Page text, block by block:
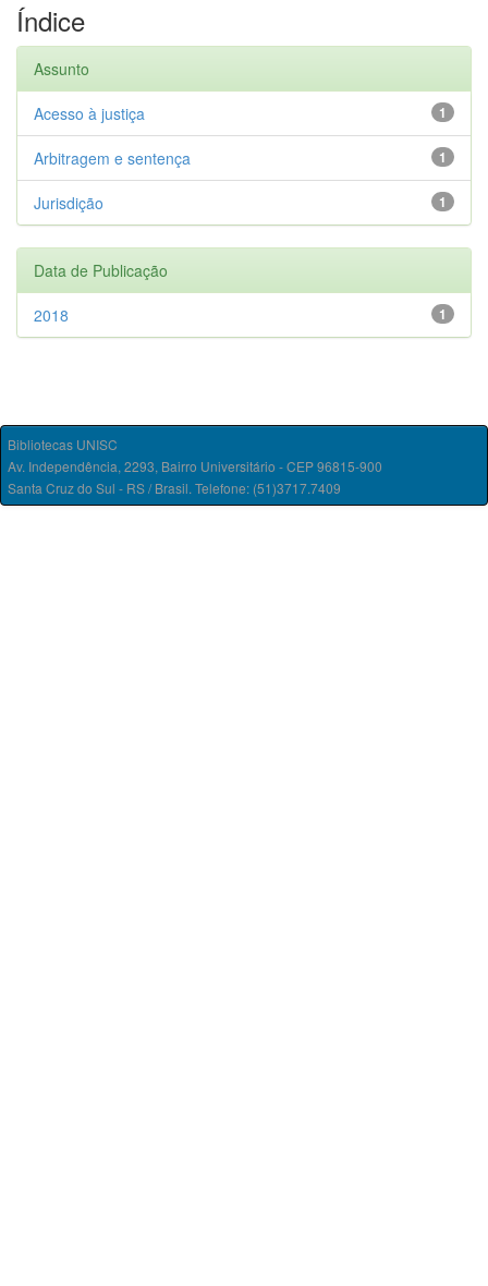
Índice
Assunto
1
Acesso à justiça
1
Arbitragem e sentença
1
Jurisdição
Data de Publicação
1
2018
Bibliotecas UNISC
Av. Independência, 2293, Bairro Universitário - CEP 96815-900
Santa Cruz do Sul - RS / Brasil. Telefone: (51)3717.7409